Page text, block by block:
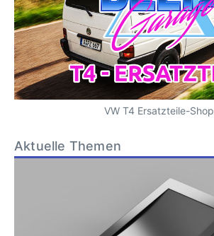
VW T4 Ersatzteile-Shop
Aktuelle Themen